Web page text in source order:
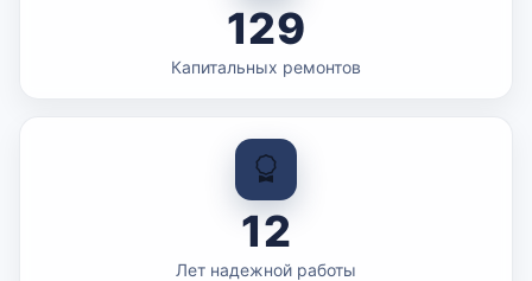
129
Капитальных ремонтов
12
Лет надежной работы